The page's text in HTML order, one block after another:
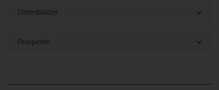
Datenblätter
Prospekte